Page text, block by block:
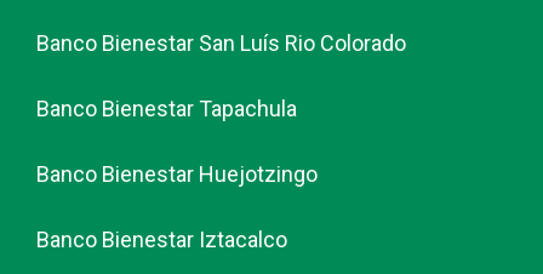
Banco Bienestar San Luís Rio Colorado
Banco Bienestar Tapachula
Banco Bienestar Huejotzingo
Banco Bienestar Iztacalco